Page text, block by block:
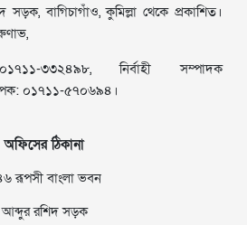
বাগিচাগাঁও, কুমিল্লা থেকে প্রকাশিত।
৩৩২৪৯৮, নির্বাহী সম্পাদক
০১৭১১-৫৭০৬৯৪।
অফিসের ঠিকানা
রূপসী বাংলা ভবন
আব্দুর রশিদ সড়ক